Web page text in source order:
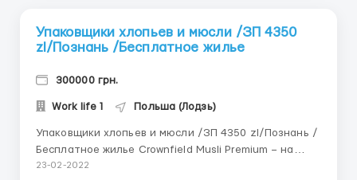
Упаковщики хлопьев и мюсли /ЗП 4350
zl/Познань /Бесплатное жилье
300000 грн.
Work life 1 Польша (Лодзь)
Упаковщики хлопьев и мюсли /ЗП 4350 zl/Познань /
Бесплатное жилье Crownfield Musli Premium – на
данный момент производят вкусные сухие завтраки,
23-02-2022